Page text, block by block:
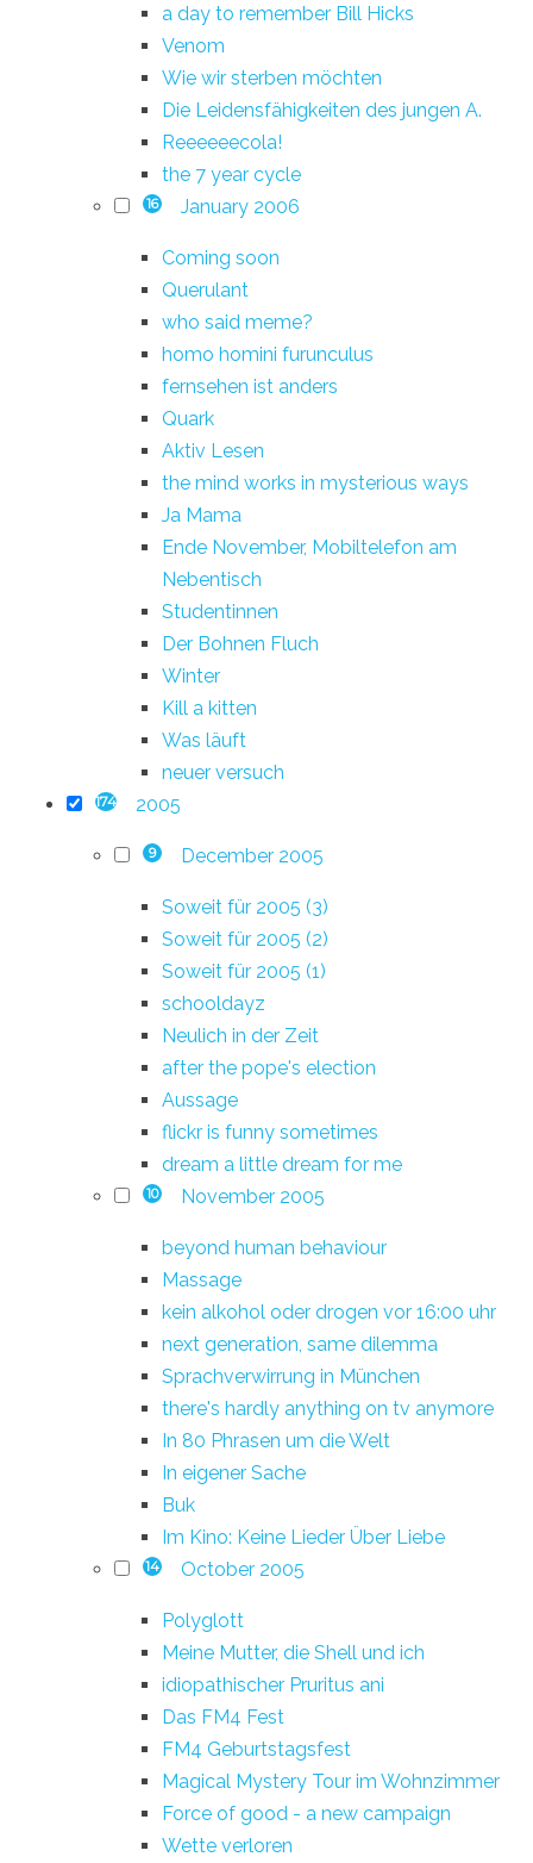
a day to remember Bill Hicks
Venom
Wie wir sterben möchten
Die Leidensfähigkeiten des jungen A.
Reeeeeecola!
the 7 year cycle
16 January 2006
Coming soon
Querulant
who said meme?
homo homini furunculus
fernsehen ist anders
Quark
Aktiv Lesen
the mind works in mysterious ways
Ja Mama
Ende November, Mobiltelefon am
Nebentisch
Studentinnen
Der Bohnen Fluch
Winter
Kill a kitten
Was läuft
neuer versuch
174 2005
9 December 2005
Soweit für 2005 (3)
Soweit für 2005 (2)
Soweit für 2005 (1)
schooldayz
Neulich in der Zeit
after the pope's election
Aussage
flickr is funny sometimes
dream a little dream for me
10 November 2005
beyond human behaviour
Massage
kein alkohol oder drogen vor 16:00 uhr
next generation, same dilemma
Sprachverwirrung in München
there's hardly anything on tv anymore
In 80 Phrasen um die Welt
In eigener Sache
Buk
Im Kino: Keine Lieder Über Liebe
14 October 2005
Polyglott
Meine Mutter, die Shell und ich
idiopathischer Pruritus ani
Das FM4 Fest
FM4 Geburtstagsfest
Magical Mystery Tour im Wohnzimmer
Force of good - a new campaign
Wette verloren